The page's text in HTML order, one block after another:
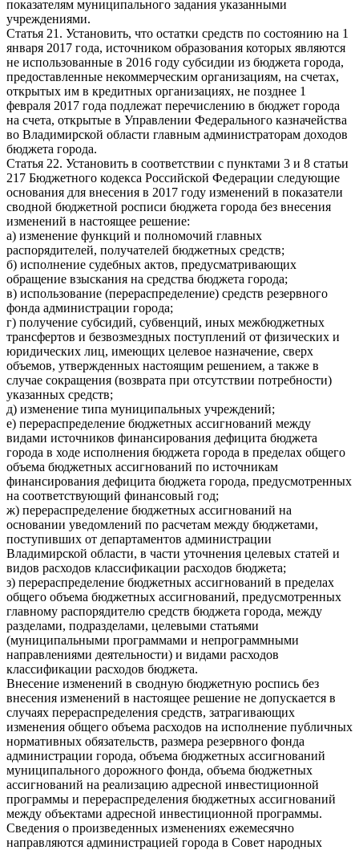
показателям муниципального задания указанными
учреждениями.
Статья 21. Установить, что остатки средств по состоянию на 1
января 2017 года, источником образования которых являются
не использованные в 2016 году субсидии из бюджета города,
предоставленные некоммерческим организациям, на счетах,
открытых им в кредитных организациях, не позднее 1
февраля 2017 года подлежат перечислению в бюджет города
на счета, открытые в Управлении Федерального казначейства
во Владимирской области главным администраторам доходов
бюджета города.
Статья 22. Установить в соответствии с пунктами 3 и 8 статьи
217 Бюджетного кодекса Российской Федерации следующие
основания для внесения в 2017 году изменений в показатели
сводной бюджетной росписи бюджета города без внесения
изменений в настоящее решение:
а) изменение функций и полномочий главных
распорядителей, получателей бюджетных средств;
б) исполнение судебных актов, предусматривающих
обращение взыскания на средства бюджета города;
в) использование (перераспределение) средств резервного
фонда администрации города;
г) получение субсидий, субвенций, иных межбюджетных
трансфертов и безвозмездных поступлений от физических и
юридических лиц, имеющих целевое назначение, сверх
объемов, утвержденных настоящим решением, а также в
случае сокращения (возврата при отсутствии потребности)
указанных средств;
д) изменение типа муниципальных учреждений;
е) перераспределение бюджетных ассигнований между
видами источников финансирования дефицита бюджета
города в ходе исполнения бюджета города в пределах общего
объема бюджетных ассигнований по источникам
финансирования дефицита бюджета города, предусмотренных
на соответствующий финансовый год;
ж) перераспределение бюджетных ассигнований на
основании уведомлений по расчетам между бюджетами,
поступивших от департаментов администрации
Владимирской области, в части уточнения целевых статей и
видов расходов классификации расходов бюджета;
з) перераспределение бюджетных ассигнований в пределах
общего объема бюджетных ассигнований, предусмотренных
главному распорядителю средств бюджета города, между
разделами, подразделами, целевыми статьями
(муниципальными программами и непрограммными
направлениями деятельности) и видами расходов
классификации расходов бюджета.
Внесение изменений в сводную бюджетную роспись без
внесения изменений в настоящее решение не допускается в
случаях перераспределения средств, затрагивающих
изменения общего объема расходов на исполнение публичных
нормативных обязательств, размера резервного фонда
администрации города, объема бюджетных ассигнований
муниципального дорожного фонда, объема бюджетных
ассигнований на реализацию адресной инвестиционной
программы и перераспределения бюджетных ассигнований
между объектами адресной инвестиционной программы.
Сведения о произведенных изменениях ежемесячно
направляются администрацией города в Совет народных